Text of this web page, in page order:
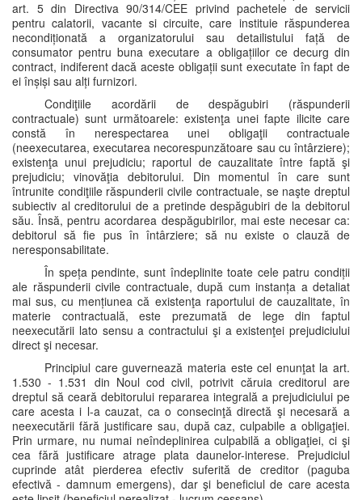
art. 5 din Directiva 90/314/CEE privind pachetele de servicii
pentru calatorii, vacante si circuite, care instituie răspunderea
necondiționată a organizatorului sau detailistului față de
consumator pentru buna executare a obligațiilor ce decurg din
contract, indiferent dacă aceste obligații sunt executate în fapt de
ei înșiși sau alți furnizori.
Condiţiile acordării de despăgubiri (răspunderii
contractuale) sunt următoarele: existenţa unei fapte ilicite care
constă în nerespectarea unei obligaţii contractuale
(neexecutarea, executarea necorespunzătoare sau cu întârziere);
existenţa unui prejudiciu; raportul de cauzalitate între faptă şi
prejudiciu; vinovăţia debitorului. Din momentul în care sunt
întrunite condiţiile răspunderii civile contractuale, se naşte dreptul
subiectiv al creditorului de a pretinde despăgubiri de la debitorul
său. Însă, pentru acordarea despăgubirilor, mai este necesar ca:
debitorul să fie pus în întârziere; să nu existe o clauză de
neresponsabilitate.
În speța pendinte, sunt îndeplinite toate cele patru condiții
ale răspunderii civile contractuale, după cum instanța a detaliat
mai sus, cu mențiunea că existenţa raportului de cauzalitate, în
materie contractuală, este prezumată de lege din faptul
neexecutării lato sensu a contractului şi a existenţei prejudiciului
direct şi necesar.
Principiul care guvernează materia este cel enunţat la art.
1.530 - 1.531 din Noul cod civil, potrivit căruia creditorul are
dreptul să ceară debitorului repararea integrală a prejudiciului pe
care acesta i l-a cauzat, ca o consecinţă directă şi necesară a
neexecutării fără justificare sau, după caz, culpabile a obligaţiei.
Prin urmare, nu numai neîndeplinirea culpabilă a obligaţiei, ci şi
cea fără justificare atrage plata daunelor-interese. Prejudiciul
cuprinde atât pierderea efectiv suferită de creditor (paguba
efectivă - damnum emergens), dar şi beneficiul de care acesta